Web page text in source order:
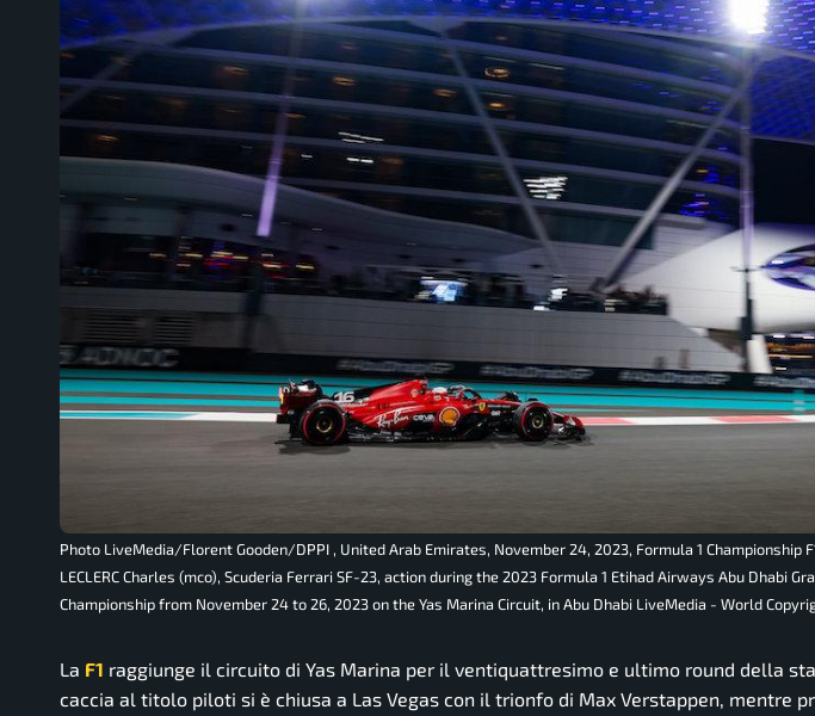
Photo LiveMedia/Florent Gooden/DPPI , United Arab Emirates, November 24, 2023, Formula 1 Championship
LECLERC Charles (mco), Scuderia Ferrari SF-23, action during the 2023 Formula 1 Etihad Airways Abu Dhabi
Championship from November 24 to 26, 2023 on the Yas Marina Circuit, in Abu Dhabi LiveMedia - World
La F1 raggiunge il circuito di Yas Marina per il ventiquattresimo e ultimo round della
caccia al titolo piloti si è chiusa a Las Vegas con il trionfo di Max Verstappen, mentre